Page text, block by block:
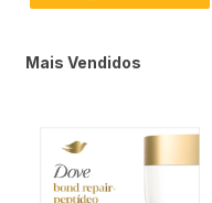
Mais Vendidos